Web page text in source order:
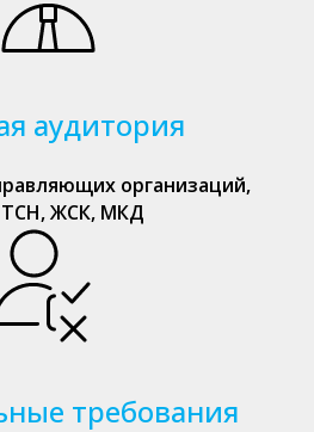
аудитория
организаций,
ЖСК, МКД
требования